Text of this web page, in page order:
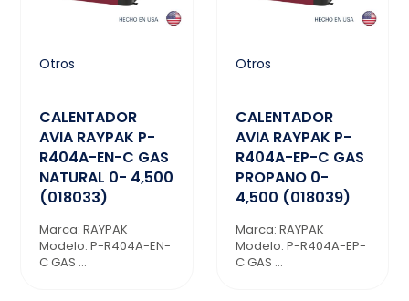
Otros
CALENTADOR
AVIA RAYPAK P-
R404A-EN-C GAS
NATURAL 0- 4,500
(018033)
Marca: RAYPAK
Modelo: P-R404A-EN-
C GAS ...
Otros
CALENTADOR
AVIA RAYPAK P-
R404A-EP-C GAS
PROPANO 0-
4,500 (018039)
Marca: RAYPAK
Modelo: P-R404A-EP-
C GAS ...